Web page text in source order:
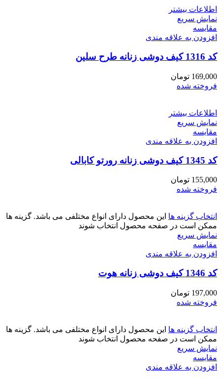
اطلاعات بیشتر
نمایش سریع
مقايسه
افزودن به علاقه مندی
کد 1316 کیف دوشی زنانه طرح سلین
169,000 تومان
فروخته شده
اطلاعات بیشتر
نمایش سریع
مقايسه
افزودن به علاقه مندی
کد 1345 کیف دوشی زنانه رورتو کابالی
155,000 تومان
فروخته شده
انتخاب گزینه ها این محصول دارای انواع مختلفی می باشد. گزینه ها
ممکن است در صفحه محصول انتخاب شوند
نمایش سریع
مقايسه
افزودن به علاقه مندی
کد 1346 کیف دوشی زنانه هوت
197,000 تومان
فروخته شده
انتخاب گزینه ها این محصول دارای انواع مختلفی می باشد. گزینه ها
ممکن است در صفحه محصول انتخاب شوند
نمایش سریع
مقايسه
افزودن به علاقه مندی